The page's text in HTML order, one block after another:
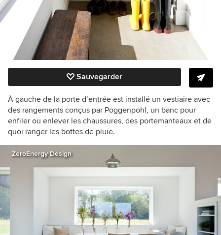
Sauvegarder
À gauche de la porte d’entrée est installé un vestiaire avec
des rangements conçus par Poggenpohl, un banc pour
enfiler ou enlever les chaussures, des portemanteaux et de
quoi ranger les bottes de pluie.
ZeroEnergy Design